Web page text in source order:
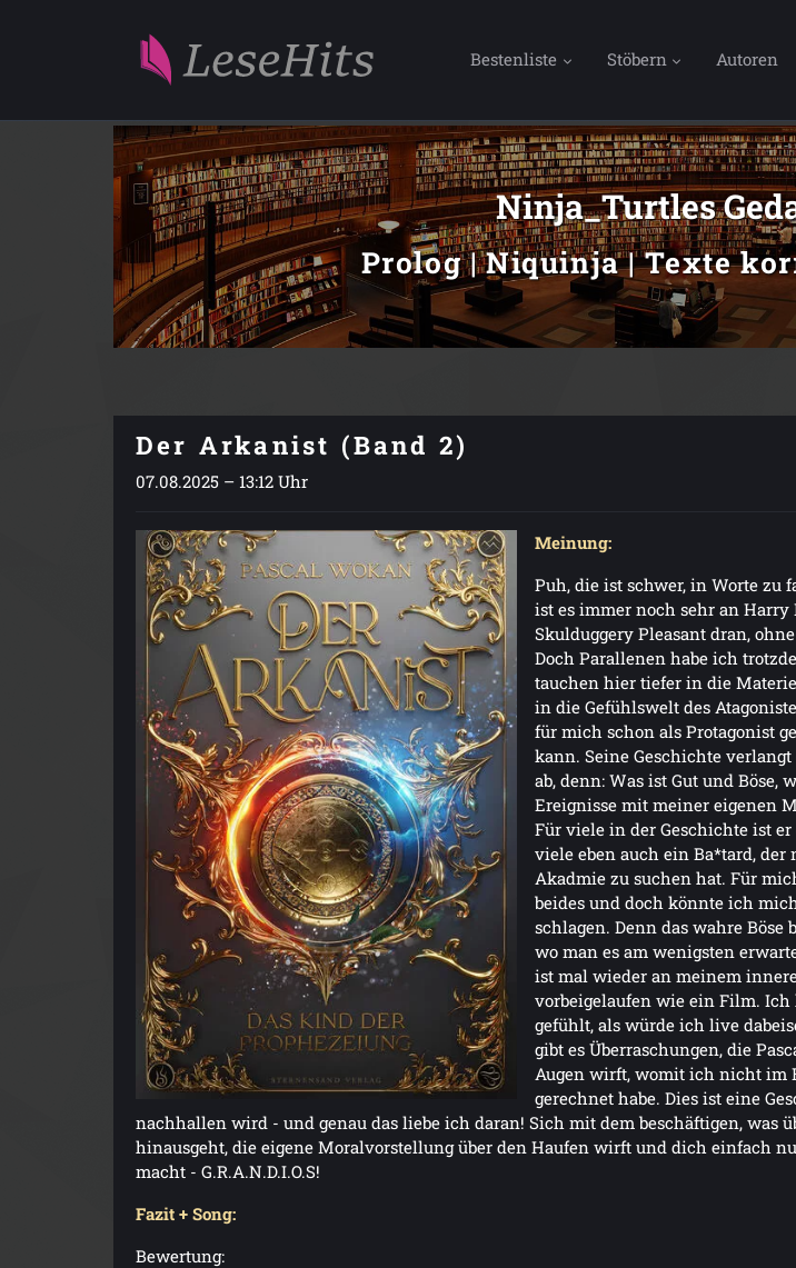
Bestenliste Stöbern Autoren
Ninja_Turtles
Prolog | Niquinja | Texte
Der Arkanist (Band 2)
07.08.2025 – 13:12 Uhr
Meinung:
Puh, die ist schwer, in Worte zu
ist es immer noch sehr an Harry
Skulduggery Pleasant dran,
Doch Parallenen habe ich
tauchen hier tiefer in die
in die Gefühlswelt des
für mich schon als Protagonist
kann. Seine Geschichte
ab, denn: Was ist Gut und Böse,
Ereignisse mit meiner eigenen
Für viele in der Geschichte ist
viele eben auch ein Ba*tard, der
Akadmie zu suchen hat. Für
beides und doch könnte ich
schlagen. Denn das wahre Böse
wo man es am wenigsten
ist mal wieder an meinem
vorbeigelaufen wie ein Film. Ich
gefühlt, als würde ich live
gibt es Überraschungen, die
Augen wirft, womit ich nicht im
gerechnet habe. Dies ist eine
nachhallen wird - und genau das liebe ich daran! Sich mit dem beschäftigen, was
hinausgeht, die eigene Moralvorstellung über den Haufen wirft und dich einfach
macht - G.R.A.N.D.I.O.S!
Fazit + Song:
Bewertung: